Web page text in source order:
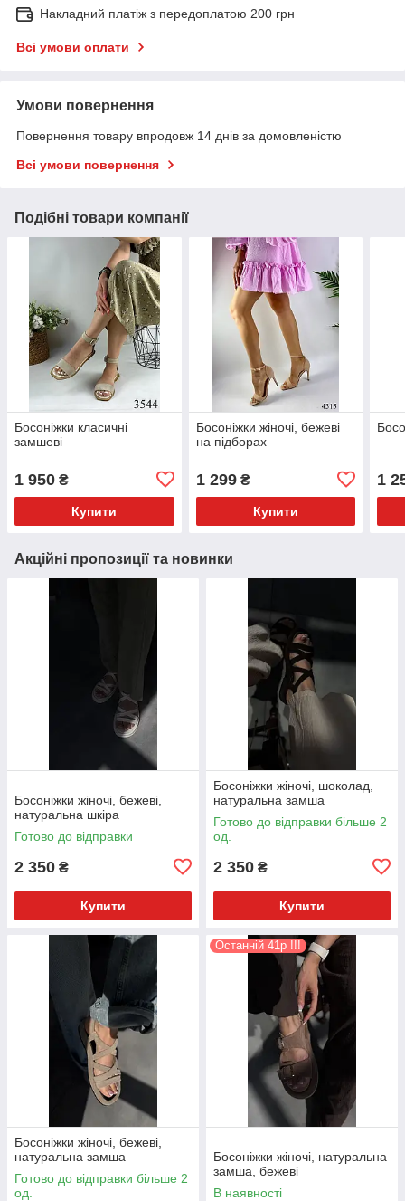
Накладний платіж з передоплатою 200 грн
Всі умови оплати
Умови повернення
Повернення товару впродовж 14 днів за домовленістю
Всі умови повернення
Подібні товари компанії
Босоніжки класичні
замшеві
1 950 ₴
Купити
Босоніжки жіночі, бежеві
на підборах
1 299₴
Купити
1
Акційні пропозиції та новинки
Босоніжки жіночі, бежеві,
натуральна шкіра
Готово до відправки
2 350 ₴
Купити
Босоніжки жіночі, шоколад,
натуральна замша
Готово до відправки більше 2
од.
2 350 ₴
Купити
Босоніжки жіночі, бежеві,
натуральна замша
Готово до відправки більше 2
од.
Останній 41р !!!
Босоніжки жіночі, натуральна
замша, бежеві
В наявності